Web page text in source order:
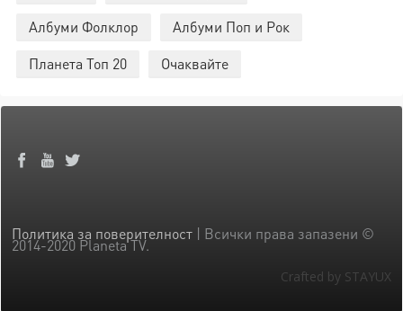
Албуми Фолклор
Албуми Поп и Рок
Планета Топ 20
Очаквайте
Политика за поверителност | Всички права запазени ©
2014-2020 Planeta TV.
Crafted by STAYUX